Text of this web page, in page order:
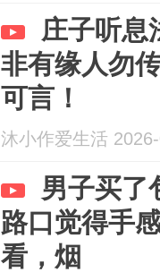
庄子听息
非有缘人勿
可言！
沐小作爱生活
男子买了
路口觉得手
看，烟